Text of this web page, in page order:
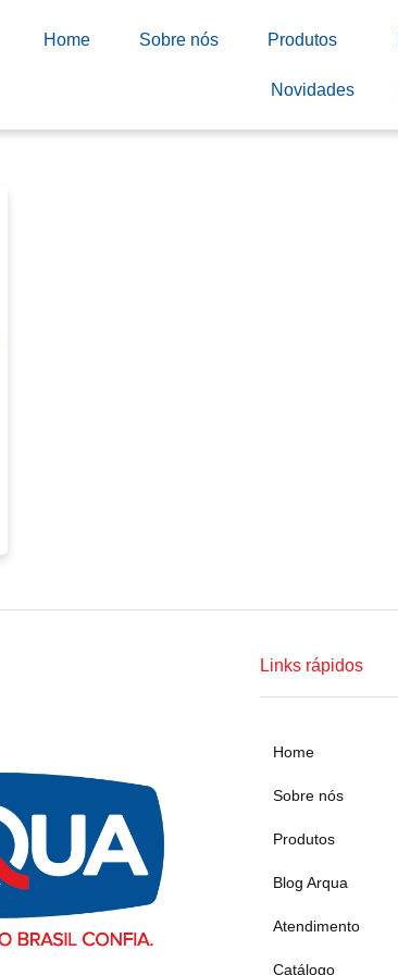
Home Sobre nós Produtos
Novidades
Links rápidos
Home
Sobre nós
Produtos
Blog Arqua
Atendimento
Catálogo